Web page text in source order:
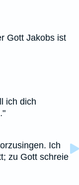
Gott Jakobs ist
ich dich
Ich
zu Gott schreie